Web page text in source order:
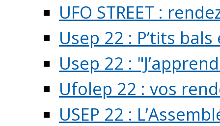
UFO STREET :
Usep 22 : P’tits
Usep 22 :
Ufolep 22 : vos
USEP 22 :